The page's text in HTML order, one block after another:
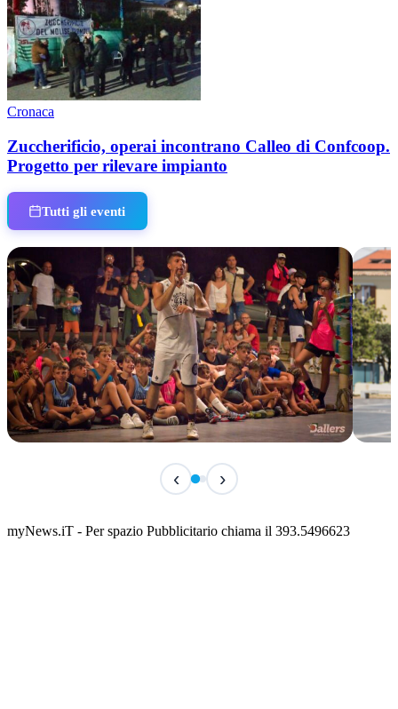
Cronaca
Zuccherificio, operai incontrano Calleo di Confcoop.
Progetto per rilevare impianto
Tutti gli eventi
Classic Contest 3vs3 Memorial Michele
📅 6 Agosto 2026 · 09:00 · 📍 Lungomare C. Colombo
‹ ›
myNews.iT - Per spazio Pubblicitario chiama il 393.5496623